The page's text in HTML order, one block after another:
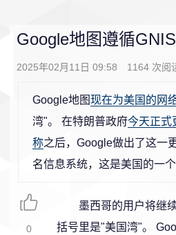
Google地图遵循
2025年02月11日 09:58 1164 次阅
Google地图现在为美国的网
湾"。 在特朗普政府今天正式
称之后，Google做出了这一
名信息系统，这是美国的一
墨西哥的用户将继
括号里是"美国湾"。
0